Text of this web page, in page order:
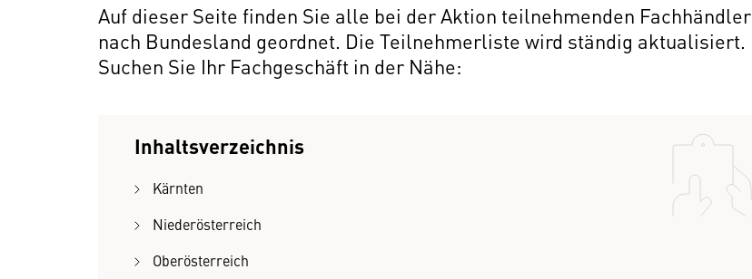
Auf dieser Seite finden Sie alle bei der Aktion teilnehmenden Fachhändler
nach Bundesland geordnet. Die Teilnehmerliste wird ständig aktualisiert.
Suchen Sie Ihr Fachgeschäft in der Nähe:
Inhaltsverzeichnis
Kärnten
Niederösterreich
Oberösterreich